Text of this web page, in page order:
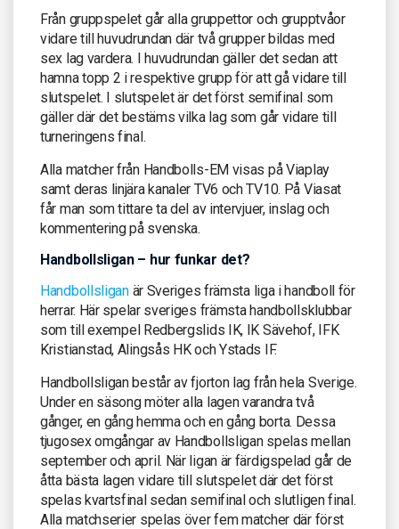
Från gruppspelet går alla gruppettor och grupptvåor
vidare till huvudrundan där två grupper bildas med
sex lag vardera. I huvudrundan gäller det sedan att
hamna topp 2 i respektive grupp för att gå vidare till
slutspelet. I slutspelet är det först semifinal som
gäller där det bestäms vilka lag som går vidare till
turneringens final.
Alla matcher från Handbolls-EM visas på Viaplay
samt deras linjära kanaler TV6 och TV10. På Viasat
får man som tittare ta del av intervjuer, inslag och
kommentering på svenska.
Handbollsligan – hur funkar det?
Handbollsliganär Sveriges främsta liga i handboll för
herrar. Här spelar sveriges främsta handbollsklubbar
som till exempel Redbergslids IK, IK Sävehof, IFK
Kristianstad, Alingsås HK och Ystads IF.
Handbollsligan består av fjorton lag från hela Sverige.
Under en säsong möter alla lagen varandra två
gånger, en gång hemma och en gång borta. Dessa
tjugosex omgångar av Handbollsligan spelas mellan
september och april. När ligan är färdigspelad går de
åtta bästa lagen vidare till slutspelet där det först
spelas kvartsfinal sedan semifinal och slutligen final.
Alla matchserier spelas över fem matcher där först